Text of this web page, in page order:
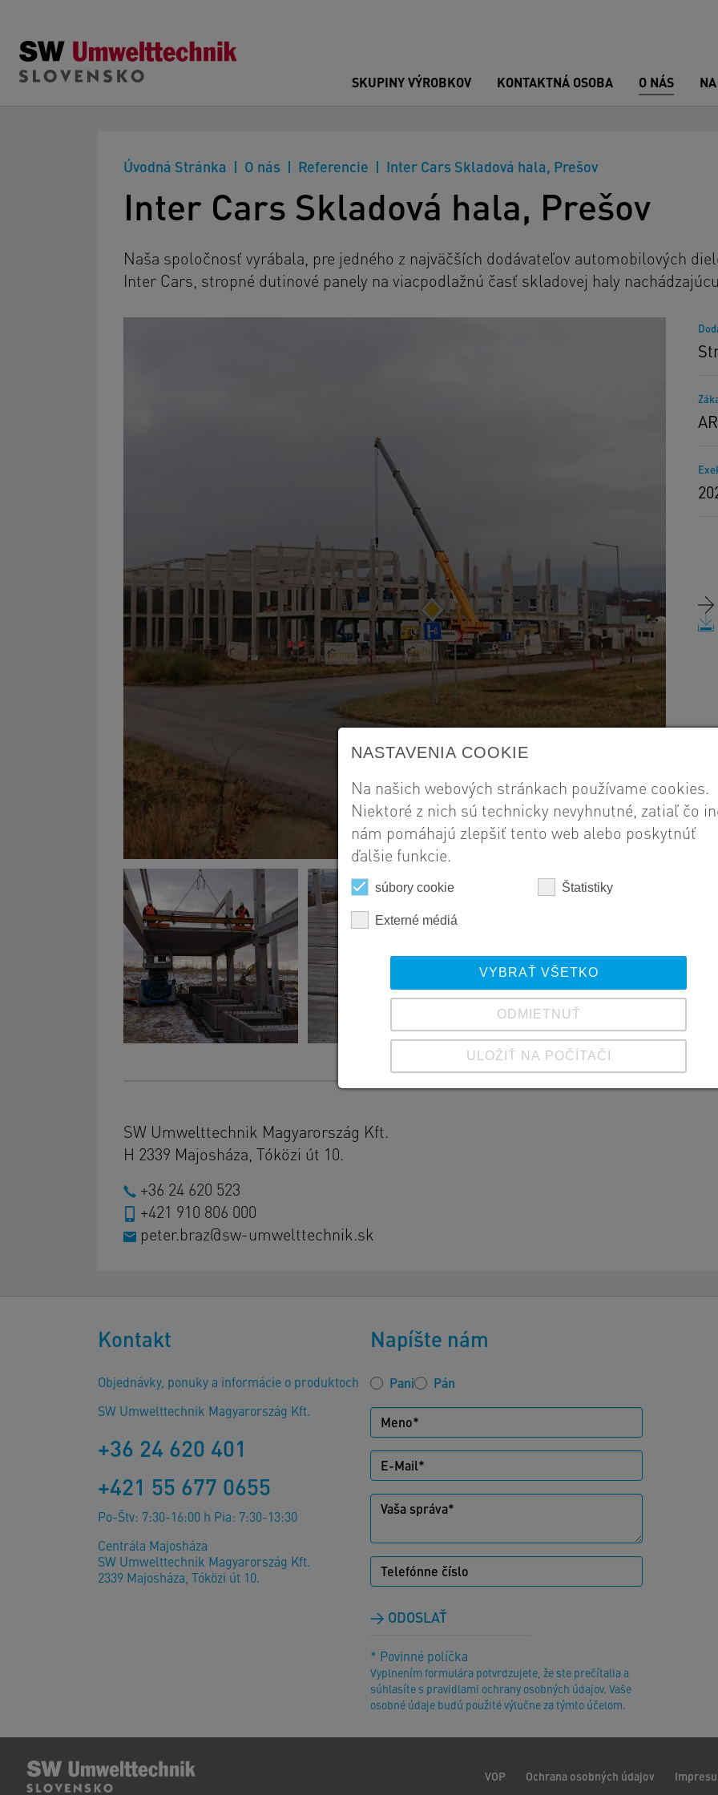
SKUPINY VÝROBKOV KONTAKTNÁ OSOBA O NÁS
Úvodná Stránka O nás Referencie Inter Cars Skladová hala, Prešov
Inter Cars Skladová hala, Prešov
Naša spoločnosť vyrábala, pre jedného z najväčších dodávateľov automobilových
Inter Cars, stropné dutinové panely na viacpodlažnú časť skladovej haly
SW Umwelttechnik Magyarország Kft.
H 2339 Majosháza, Tóközi út 10.
+36 24 620 523
+421 910 806 000
peter.braz@sw-umwelttechnik.sk
Kontakt
Objednávky, ponuky a informácie o produktoch
SW Umwelttechnik Magyarország Kft.
+36 24 620 401
+421 55 677 0655
Po-Štv: 7:30-16:00 h Pia: 7:30-13:30
Centrála Majosháza
SW Umwelttechnik Magyarország Kft.
2339 Majosháza, Tóközi út 10.
Napíšte nám
Pani Pán
ODOSLAŤ
* Povinné políčka
Vyplnením formulára potvrdzujete, že ste prečítalia a
súhlasíte s pravidlami ochrany osobných údajov. Vaše
osobné údaje budú použité výlučne za týmto účelom.
VOP Ochrana osobných údajov
NASTAVENIA COOKIE
Na našich webových stránkach používame cookies.
Niektoré z nich sú technicky nevyhnutné, zatiaľ čo
nám pomáhajú zlepšiť tento web alebo poskytnúť
ďalšie funkcie.
súbory cookie Štatistiky
Externé médiá
VYBRAŤ VŠETKO
ODMIETNUŤ
ULOŽIŤ NA POČÍTAČI
Zobraziť podrobnosti